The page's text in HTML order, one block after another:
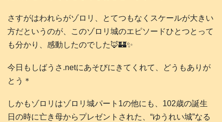
さすがはわれらがゾロリ、とてつもなくスケールが大きい
方だというのが、このゾロリ城のエピソードひとつとって
も分かり、感動したのでした🦊🏰✨
今日もしばうさ.netにあそびにきてくれて、どうもありが
とう＊
しかもゾロリはゾロリ城パート1の他にも、102歳の誕生
日の時に亡き母からプレゼントされた、“ゆうれい城”なる